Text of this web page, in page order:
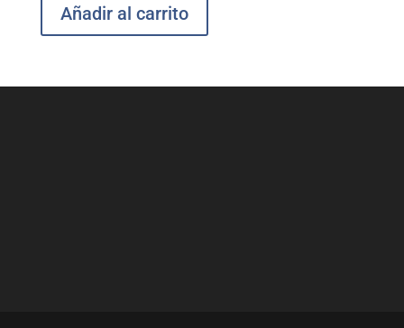
Añadir al carrito